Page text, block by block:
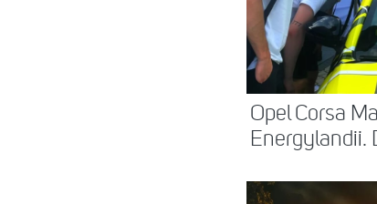
Opel Corsa
Energylandii.